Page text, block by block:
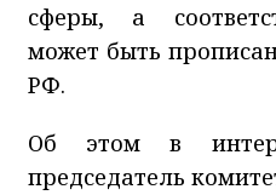
сферы, а
может быть
РФ.
Об этом в
председатель